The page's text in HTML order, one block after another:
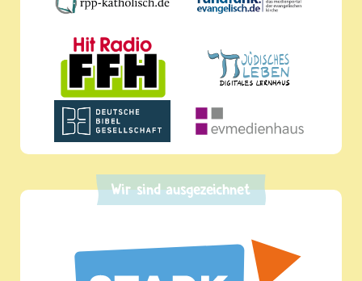
Wir sind ausgezeichnet